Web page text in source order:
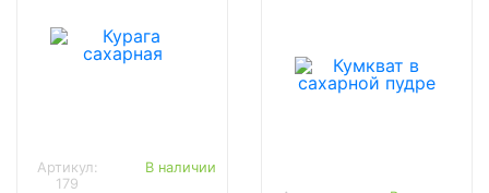
Артикул:
179
В наличии